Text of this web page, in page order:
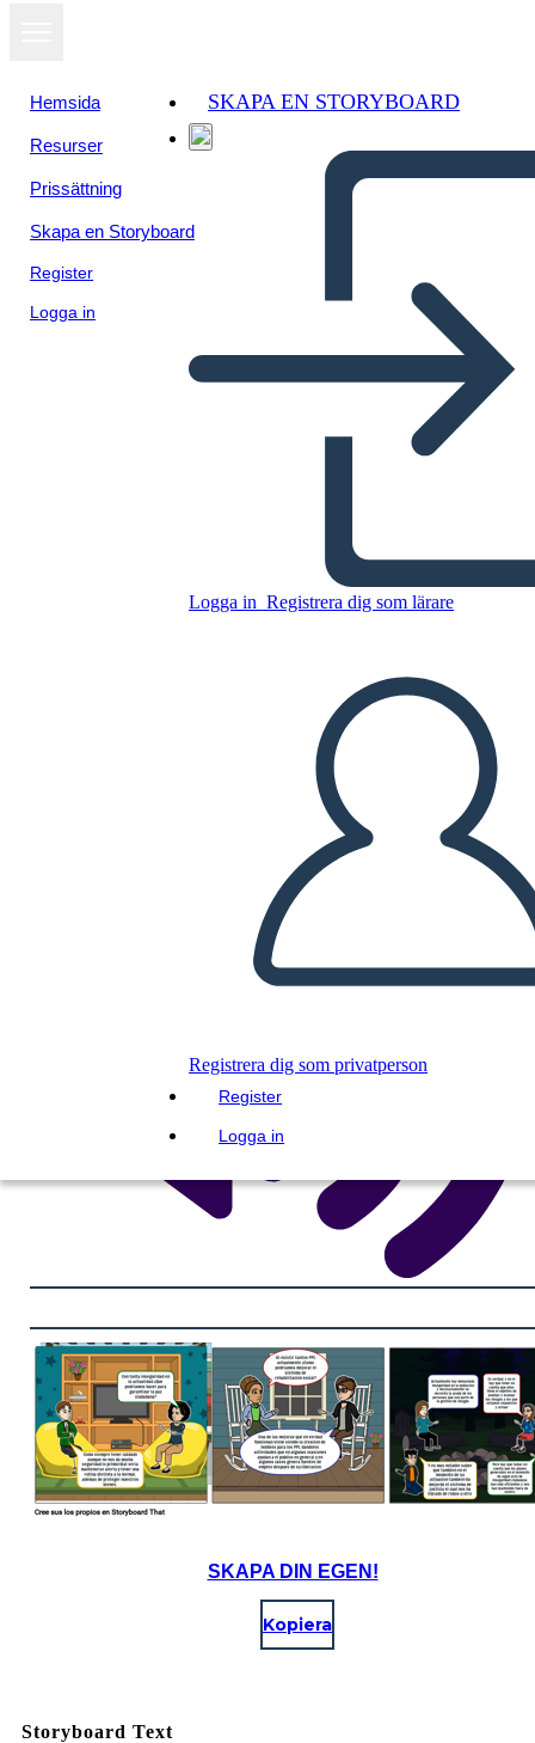
Hemsida
Resurser
Prissättning
Skapa en Storyboard
Register
Logga in
SKAPA EN STORYBOARD
Logga in Registrera dig som lärare
Registrera dig som privatperson
Register
Logga in
y el sistema de justicia
SKAPA EN STORYBOARD
SPELA UPP BILDSPEL
LÄS FÖR MIG
Visa som
bildspel
SKAPA DIN EGEN!
Kopiera
Storyboard Text